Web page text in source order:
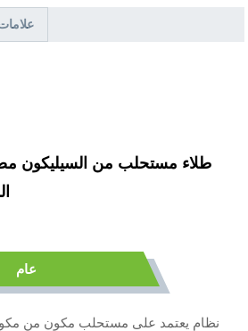
طلاء مستحلب من السيليكون
عام
نظام يعتمد على مستحلب مكون من